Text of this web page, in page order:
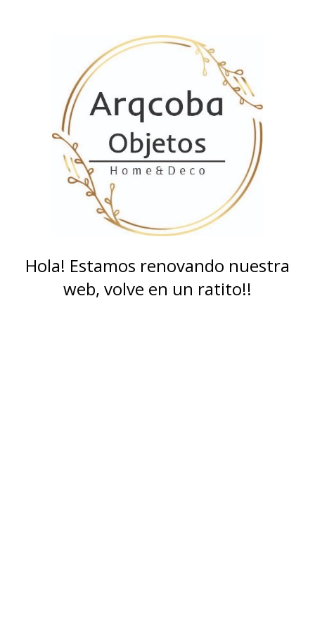
Hola! Estamos renovando nuestra
web, volve en un ratito!!